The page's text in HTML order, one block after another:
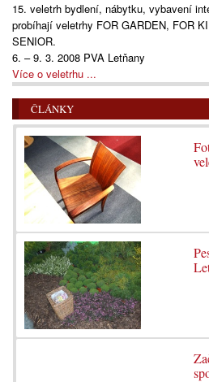
15. veletrh bydlení, nábytku, vybavení
probíhají veletrhy FOR GARDEN, FOR
SENIOR.
6. – 9. 3. 2008 PVA Letňany
Více o veletrhu ...
ČLÁNKY